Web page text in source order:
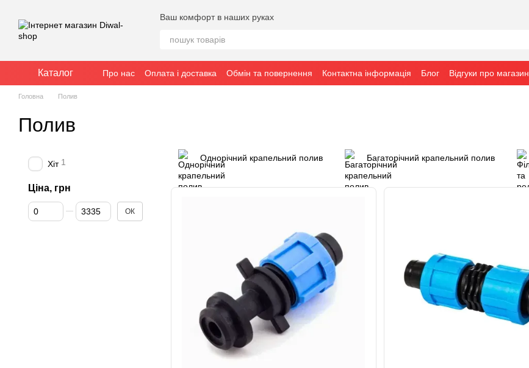
Ваш комфорт в наших руках
Каталог Про нас Оплата і доставка Обмін та повернення Контактна інформація Блог Відгуки про магазин
Головна Полив
Полив
Однорічний крапельний полив Багаторічний крапельний полив
Хіт 1
Ціна, грн
Від Ціна, грн
До Ціна, грн ОК